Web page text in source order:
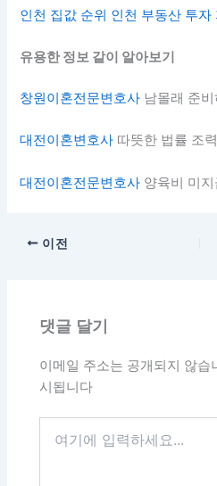
인천 집값 순위 인천 부동산 투자
유용한 정보 같이 알아보기
창원이혼전문변호사 남몰래 준
대전이혼변호사 따뜻한 법률 조
대전이혼전문변호사 양육비 미
이전
댓글 달기
이메일 주소는 공개되지 않습
시됩니다